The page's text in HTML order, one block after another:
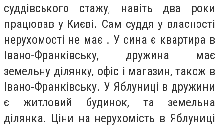
суддівського стажу, навіть два роки
працював у Києві. Сам суддя у власності
нерухомості не має . У сина є квартира в
Івано-Франківську, дружина має
земельну ділянку, офіс і магазин, також в
Івано-Франківську. У Яблуниці в дружини
є житловий будинок, та земельна
ділянка. Ціни на нерухомість в Яблуниці